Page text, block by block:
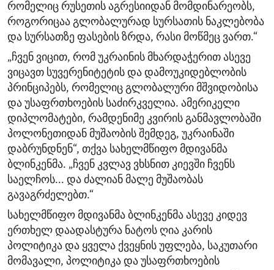
რომელიც რუსეთის აგრესიიდან მომდინარეობს,
როგორიცაა გლობალურად სურსათის ნაკლებობა
და სურსათზე ფასების ზრდა, რასი მოწმეც ვართ.“
„ჩვენ ვიცით, რომ უკრაინის მხარდაჭერით ასევე
ვიცავთ სუვერენიტეტის და დამოუკიდებლობის
პრინციპებს, რომელიც გლობალური მშვიდობისა
და უსაფრთხოების საძირკველია. ამერიკელი
დიპლომატები, რამდენიმე კვირის განმავლობაში
პოლონეთიდან მუშაობის შემდეგ, უკრაინაში
დაბრუნდნენ“, თქვა სახელმწიფო მდივანმა
ბლინკენმა. „ჩვენ კვლავ ვხსნით კიევში ჩვენს
საელჩოს... და ძალიან მალე მუშაობას
გავაგრძელებთ.“
სახელმწიფო მდივანმა ბლინკენმა ასევე კიდევ
ერთხელ დაადასტურა ნატოს ღია კარის
პოლიტიკა და ყველა ქვეყნის უფლება, საკუთარი
მომავალი, პოლიტიკა და უსაფრთხოების